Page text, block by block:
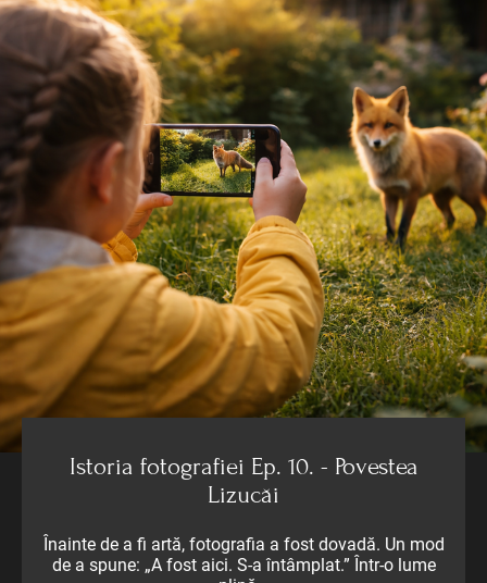
Istoria fotografiei Ep. 10. - Povestea
Lizucăi
Înainte de a fi artă, fotografia a fost dovadă. Un mod
de a spune: „A fost aici. S-a întâmplat.” Într-o lume